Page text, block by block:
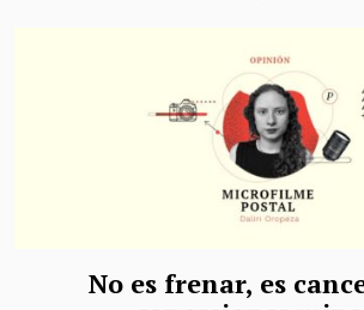
No es frenar, es